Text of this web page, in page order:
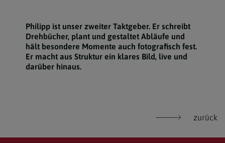
Philipp ist unser zweiter Taktgeber. Er schreibt
Drehbücher, plant und gestaltet Abläufe und
hält besondere Momente auch fotografisch fest.
Er macht aus Struktur ein klares Bild, live und
darüber hinaus.
zurück